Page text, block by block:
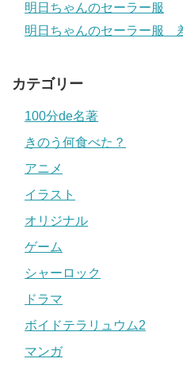
明日ちゃんのセーラー服
明日ちゃんのセーラー服
カテゴリー
100分de名著
きのう何食べた？
アニメ
イラスト
オリジナル
ゲーム
シャーロック
ドラマ
ボイドテラリュウム2
マンガ